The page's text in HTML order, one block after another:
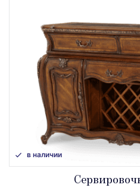
в наличии